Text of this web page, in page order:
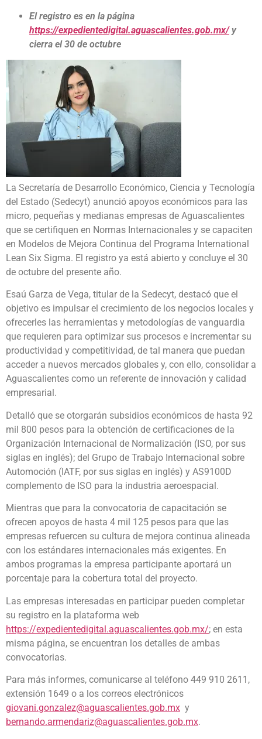
El registro es en la página
https://expedientedigital.aguascalientes.gob.mx/y
cierra el 30 de octubre
La Secretaría de Desarrollo Económico, Ciencia y Tecnología
del Estado (Sedecyt) anunció apoyos económicos para las
micro, pequeñas y medianas empresas de Aguascalientes
que se certifiquen en Normas Internacionales y se capaciten
en Modelos de Mejora Continua del Programa International
Lean Six Sigma. El registro ya está abierto y concluye el 30
de octubre del presente año.
Esaú Garza de Vega, titular de la Sedecyt, destacó que el
objetivo es impulsar el crecimiento de los negocios locales y
ofrecerles las herramientas y metodologías de vanguardia
que requieren para optimizar sus procesos e incrementar su
productividad y competitividad, de tal manera que puedan
acceder a nuevos mercados globales y, con ello, consolidar a
Aguascalientes como un referente de innovación y calidad
empresarial.
Detalló que se otorgarán subsidios económicos de hasta 92
mil 800 pesos para la obtención de certificaciones de la
Organización Internacional de Normalización (ISO, por sus
siglas en inglés); del Grupo de Trabajo Internacional sobre
Automoción (IATF, por sus siglas en inglés) y AS9100D
complemento de ISO para la industria aeroespacial.
Mientras que para la convocatoria de capacitación se
ofrecen apoyos de hasta 4 mil 125 pesos para que las
empresas refuercen su cultura de mejora continua alineada
con los estándares internacionales más exigentes. En
ambos programas la empresa participante aportará un
porcentaje para la cobertura total del proyecto.
Las empresas interesadas en participar pueden completar
su registro en la plataforma web
https://expedientedigital.aguascalientes.gob.mx/; en esta
misma página, se encuentran los detalles de ambas
convocatorias.
Para más informes, comunicarse al teléfono 449 910 2611,
extensión 1649 o a los correos electrónicos
giovani.gonzalez@aguascalientes.gob.mx y
bernando.armendariz@aguascalientes.gob.mx.